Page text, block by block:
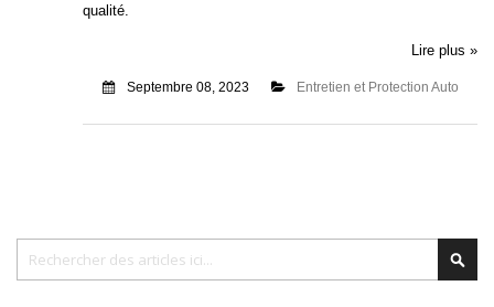
qualité.
Lire plus »
Septembre 08, 2023 Entretien et Protection Auto